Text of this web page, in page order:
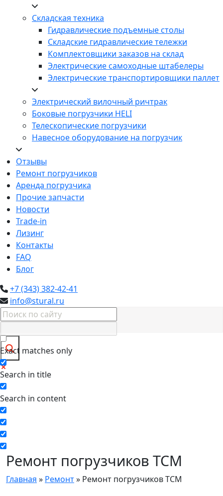
Складская техника
Гидравлические подъемные столы
Складские гидравлические тележки
Комплектовщики заказов на склад
Электрические самоходные штабелеры
Электрические транспортировщики паллет
Электрический вилочный ричтрак
Боковые погрузчики HELI
Телескопические погрузчики
Навесное оборудование на погрузчик
Отзывы
Ремонт погрузчиков
Аренда погрузчика
Прочие запчасти
Новости
Trade-in
Лизинг
Контакты
FAQ
Блог
+7 (343) 382-42-41
info@stural.ru
Exact matches only
Search in title
Search in content
Ремонт погрузчиков TCM
Главная » Ремонт» Ремонт погрузчиков TCM